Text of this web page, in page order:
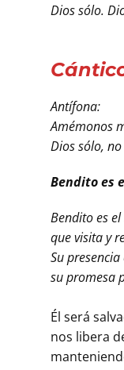
Dios sólo.
Antífona:
Amémonos
Dios sólo,
Bendito es
Bendito es
que visita y
Su
su promesa
Él será
nos libera